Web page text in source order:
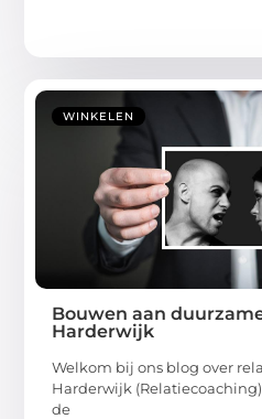
WINKELEN
Bouwen aan
Harderwijk
Welkom bij ons blog over
Harderwijk
de